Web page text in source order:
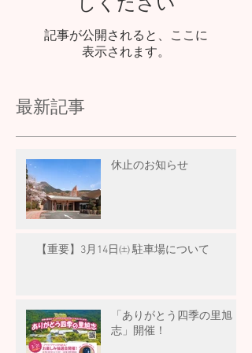
しください
記事が公開されると、ここに
表示されます。
最新記事
休止のお知らせ
【重要】3月14日㈯ 駐車場について
「ありがとう四季の里旭
志」開催！